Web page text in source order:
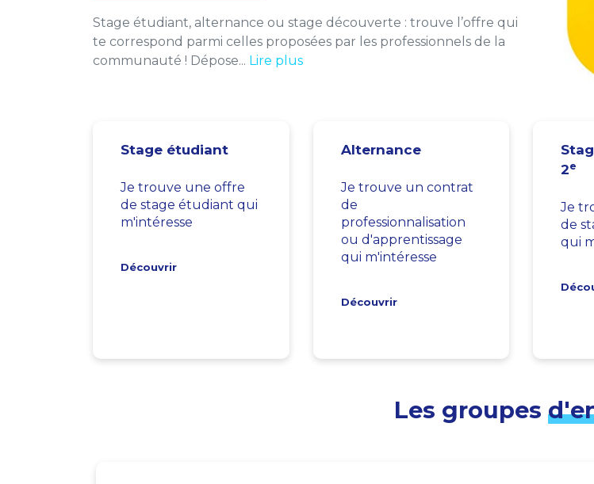
Stage étudiant, alternance ou stage découverte : trouve l’offre qui
te correspond parmi celles proposées par les professionnels de la
communauté ! Dépose... Lire plus
Stage étudiant
Je trouve une offre
de stage étudiant qui
m'intéresse
Découvrir
Alternance
Je trouve un contrat
de
professionnalisation
ou d'apprentissage
qui m'intéresse
Découvrir
2e
Je
de
qui
Les groupes